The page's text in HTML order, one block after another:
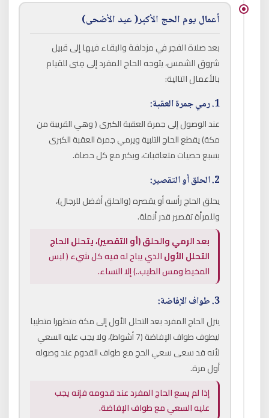
أعمال يوم الحج الأكبر( عيد الأضحى)
بعد صلاة الفجر في مزدلفة والبقاء فيها إلى قبيل
شروق الشمس، يتوجه الحاج المفرد إلى مِنى للقيام
بالأعمال التالية:
1. رمي جمرة العقبة:
عند الوصول إلى جمرة العقبة الكبرى ( وهي القريبة من
مكة) يقطع الحاج التلبية ويرمي جمرة العقبة الكبرى
بسبع حصيات متعاقبات، ويكبر مع كل حصاة.
2. الحلق أو التقصير:
يحلق الحاج رأسه أو يقصره (والحلق أفضل للرجال)،
وللمرأة تقصير قدر أنملة.
بعد الرمي والحلق (أو التقصير)، يتحلل الحاج
التحلل الأولالذي يباح له فيه كل شيء ( لبس
المخيط ومس الطيب..) إلا النساء.
3. طواف الإفاضة:
ينزل الحاج المفرد بعد التحلل الأول إلى مكة متطهرا متطيبا
ليطوف طواف الإفاضة (7 أشواط)، ولا يجب عليه السعي
لأنه قد سعى سعي الحج مع طواف القدوم عند وصوله
أول مرة.
إذا لم يسع الحاج المفرد عند قدومه فإنه يجب
عليه السعي مع طواف الإفاضة.